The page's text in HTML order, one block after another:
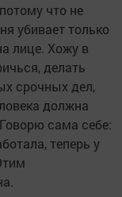
что не
убивает только
лице. Хожу в
делать
срочных дел,
должна
сама себе:
теперь у